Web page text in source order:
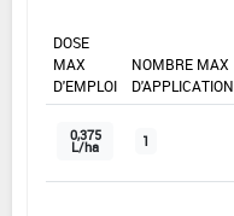
DOSE
MAX
D'EMPLOI
NOMBRE MAX
D'APPLICATION
0,375
L/ha 1